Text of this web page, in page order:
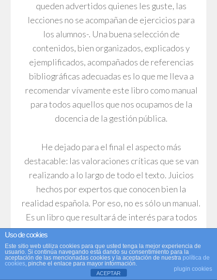
queden advertidos quienes les guste, las
lecciones no se acompañan de ejercicios para
los alumnos-. Una buena selección de
contenidos, bien organizados, explicados y
ejemplificados, acompañados de referencias
bibliográficas adecuadas es lo que me lleva a
recomendar vívamente este libro como manual
para todos aquellos que nos ocupamos de la
docencia de la gestión pública.
He dejado para el final el aspecto más
destacable: las valoraciones críticas que se van
realizando a lo largo de todo el texto. Juicios
hechos por expertos que conocen bien la
realidad española. Por eso, no es sólo un manual.
Es un libro que resultará de interés para todos
los estudiosos de la economía pública.
Uso de cookies
Este sitio web utiliza cookies para que usted tenga la mejor experiencia de
usuario. Si continúa navegando está dando su consentimiento para la
aceptación de las mencionadas cookies y la aceptación de nuestra política de
cookies, pinche el enlace para mayor información.
plugin cookies
ACEPTAR